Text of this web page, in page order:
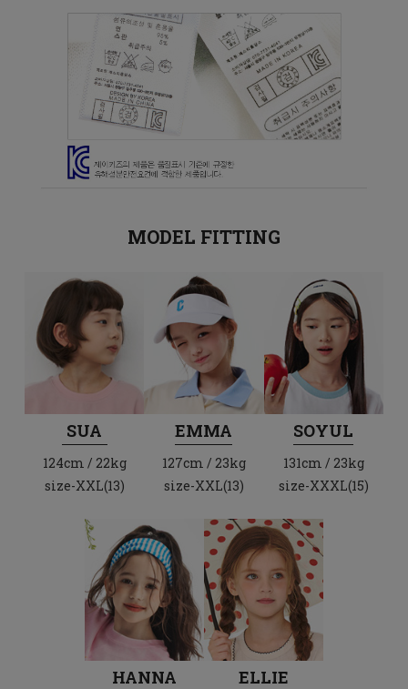
MODEL FITTING
SUA
124cm / 22kg
size-XXL(13)
EMMA
127cm / 23kg
size-XXL(13)
SOYUL
131cm / 23kg
size-XXXL(15)
HANNA ELLIE